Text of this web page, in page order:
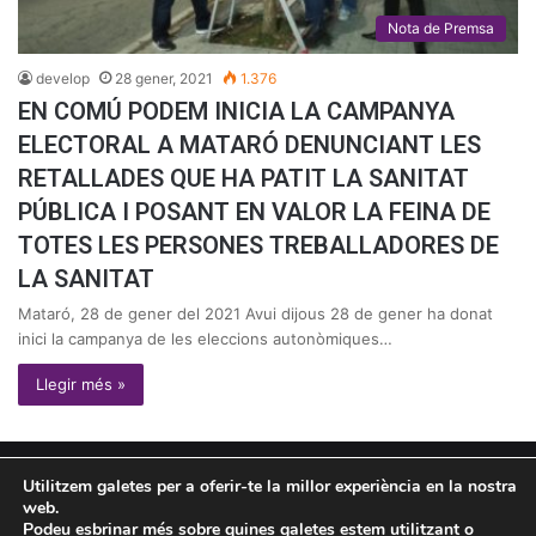
Nota de Premsa
develop 28 gener, 2021 1.376
EN COMÚ PODEM INICIA LA CAMPANYA
ELECTORAL A MATARÓ DENUNCIANT LES
RETALLADES QUE HA PATIT LA SANITAT
PÚBLICA I POSANT EN VALOR LA FEINA DE
TOTES LES PERSONES TREBALLADORES DE
LA SANITAT
Mataró, 28 de gener del 2021 Avui dijous 28 de gener ha donat
inici la campanya de les eleccions autonòmiques…
Llegir més »
© Copyright 2026, Tots els drets reservats | omongraph
Política de privacitat
Política de cookies
Utilitzem galetes per a oferir-te la millor experiència en la nostra
web.
Podeu esbrinar més sobre quines galetes estem utilitzant o